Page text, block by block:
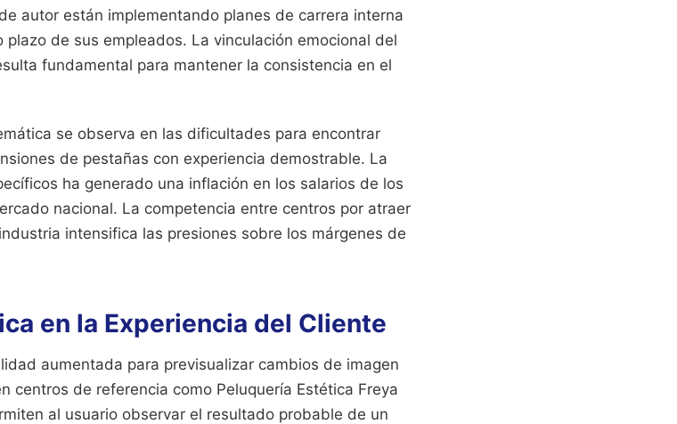
autor están implementando planes de carrera interna
de sus empleados. La vinculación emocional del
fundamental para mantener la consistencia en el
se observa en las dificultades para encontrar
de pestañas con experiencia demostrable. La
ha generado una inflación en los salarios de los
nacional. La competencia entre centros por atraer
intensifica las presiones sobre los márgenes de
en la Experiencia del Cliente
aumentada para previsualizar cambios de imagen
centros de referencia como Peluquería Estética Freya
al usuario observar el resultado probable de un